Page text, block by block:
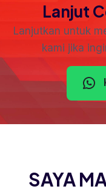
Lanjut
Lanjutkan untuk
kami jika
SAYA